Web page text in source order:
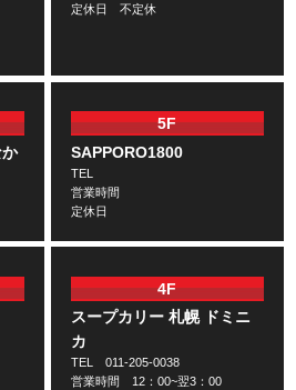
定休日 不定休
5F
SAPPORO1800
TEL
営業時間
定休日
4F
スープカリー 札幌 ドミニ
カ
TEL 011-205-0038
営業時間 12：00~翌3：00